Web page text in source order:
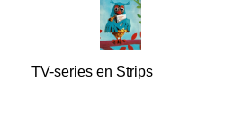
TV-series en Strips